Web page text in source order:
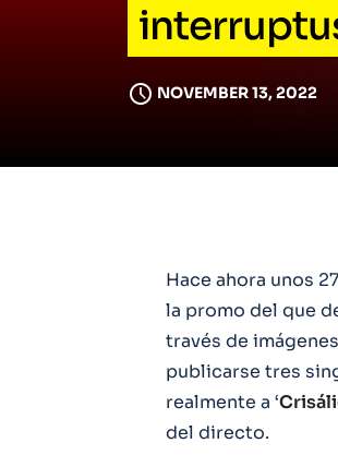
NOVEMBER 13, 2022
Hace ahora unos
la promo del que
través de
publicarse tres
realmente a ‘
del directo.